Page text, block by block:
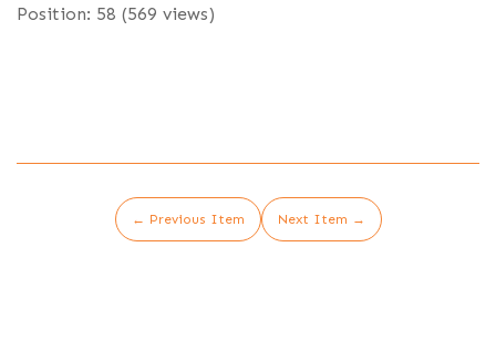
Position: 58 (569 views)
← Previous Item Next Item →